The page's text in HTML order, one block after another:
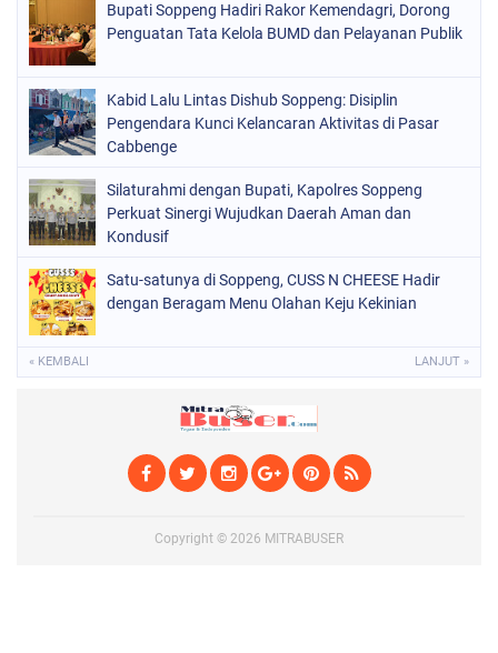
(226)
POLRI
SOPPENG
SULSEL
Bupati Soppeng Hadiri Rakor Kemendagri, Dorong
Penguatan Tata Kelola BUMD dan Pelayanan Publik
Kabid Lalu Lintas Dishub Soppeng: Disiplin
Pengendara Kunci Kelancaran Aktivitas di Pasar
Cabbenge
Silaturahmi dengan Bupati, Kapolres Soppeng
Perkuat Sinergi Wujudkan Daerah Aman dan
Kondusif
Satu-satunya di Soppeng, CUSS N CHEESE Hadir
dengan Beragam Menu Olahan Keju Kekinian
« KEMBALI LANJUT »
Copyright © 2026 MITRABUSER